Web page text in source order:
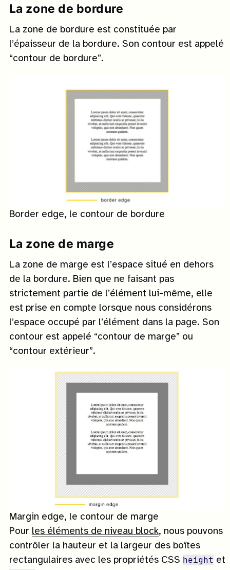
La zone de bordure
La zone de bordure est constituée par
l’épaisseur de la bordure. Son contour est appelé
“contour de bordure”.
Border edge, le contour de bordure
La zone de marge
La zone de marge est l’espace situé en dehors
de la bordure. Bien que ne faisant pas
strictement partie de l’élément lui-même, elle
est prise en compte lorsque nous considérons
l’espace occupé par l’élément dans la page. Son
contour est appelé “contour de marge” ou
“contour extérieur”.
Margin edge, le contour de marge
Pour les éléments de niveau block, nous pouvons
contrôler la hauteur et la largeur des boîtes
rectangulaires avec les propriétés CSS height et